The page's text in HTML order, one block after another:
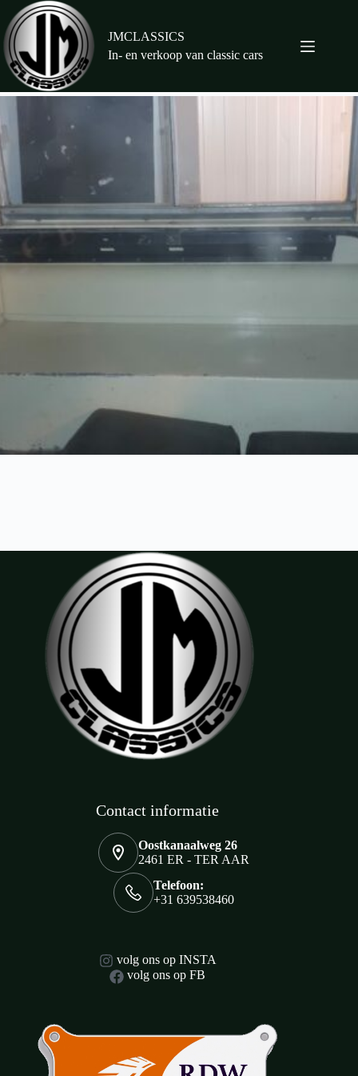
naar
de
inhoud
JMCLASSICS
In- en verkoop van classic cars
Contact informatie
Oostkanaalweg 26
2461 ER - TER AAR
Telefoon:
+31 639538460
volg ons op INSTA
volg ons op FB